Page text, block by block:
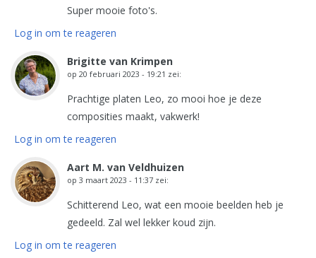
Super mooie foto's.
Log in om te reageren
Brigitte van Krimpen
op 20 februari 2023 - 19:21 zei:
Prachtige platen Leo, zo mooi hoe je deze
composities maakt, vakwerk!
Log in om te reageren
Aart M. van Veldhuizen
op 3 maart 2023 - 11:37 zei:
Schitterend Leo, wat een mooie beelden heb je
gedeeld. Zal wel lekker koud zijn.
Log in om te reageren